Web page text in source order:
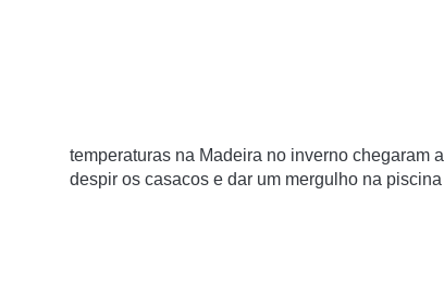
temperaturas na Madeira no inverno chegaram
despir os casacos e dar um mergulho na